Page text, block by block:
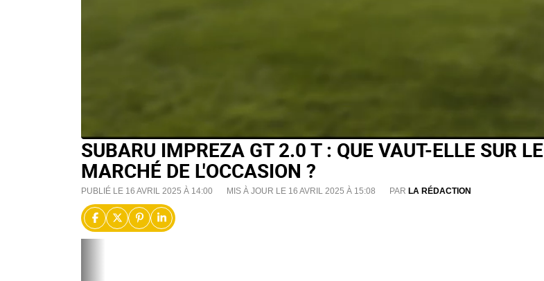
SUBARU IMPREZA GT 2.0 T : QUE VAUT-ELLE SUR LE
MARCHÉ DE L'OCCASION ?
PUBLIÉ LE 16 AVRIL 2025 À 14:00 MIS À JOUR LE 16 AVRIL 2025 À 15:08 PAR LA RÉDACTION